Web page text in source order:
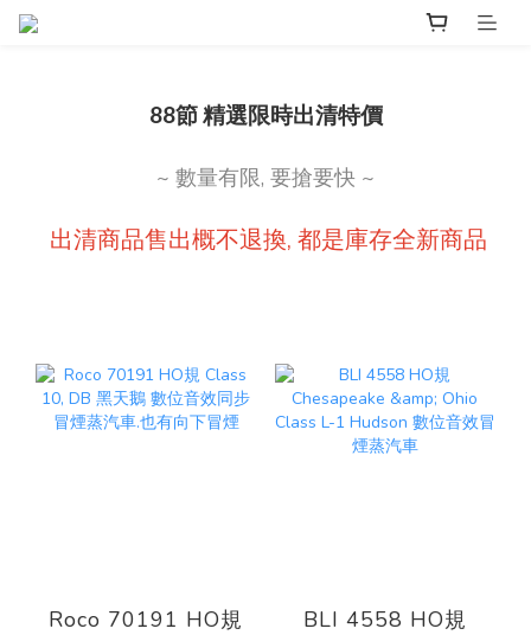
88節 精選限時出清特價
~ 數量有限, 要搶要快 ~
出清商品售出概不退換, 都是庫存全新商品
Roco 70191 HO規
BLI 4558 HO規